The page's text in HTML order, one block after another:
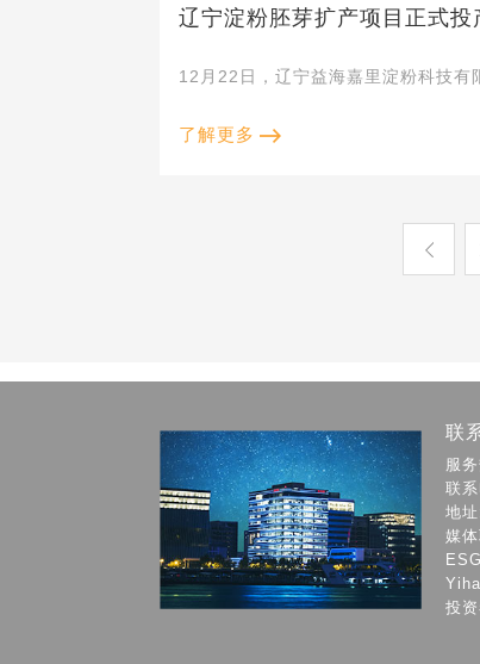
辽宁淀粉胚芽扩产项目正式投
12月22日，辽宁益海嘉里淀粉科技
了解更多
联
服
联
地
媒
投